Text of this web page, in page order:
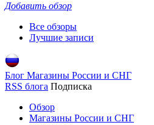
Добавить обзор
Все обзоры
Лучшие записи
Блог Магазины России и СНГ
RSS блога Подписка
Обзор
Магазины России и СНГ